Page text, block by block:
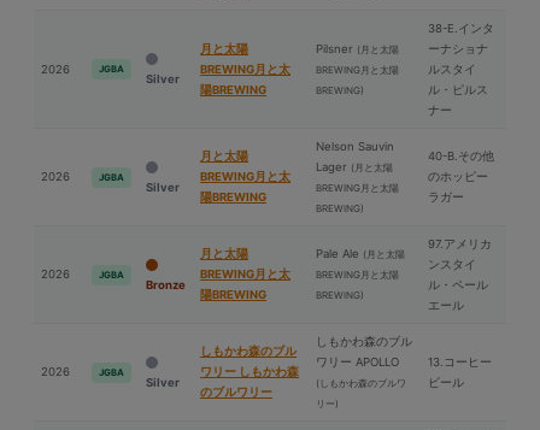
2026 JGBA
Silver
⽉と太陽
BREWING⽉と太
陽BREWING
Pilsner (⽉と太陽
BREWING⽉と太陽
BREWING)
38-E.インタ
ーナショナ
ルスタイ
ル・ピルス
ナー
2026 JGBA
Silver
⽉と太陽
BREWING⽉と太
陽BREWING
Nelson Sauvin
Lager (⽉と太陽
BREWING⽉と太陽
BREWING)
40-B.その他
のホッピー
ラガー
2026 JGBA
Bronze
⽉と太陽
BREWING⽉と太
陽BREWING
Pale Ale (⽉と太陽
BREWING⽉と太陽
BREWING)
97.アメリカ
ンスタイ
ル・ペール
エール
2026 JGBA
Silver
しもかわ森のブル
ワリー しもかわ森
のブルワリー
しもかわ森のブル
ワリー APOLLO
(しもかわ森のブルワ
リー)
13.コーヒー
ビール